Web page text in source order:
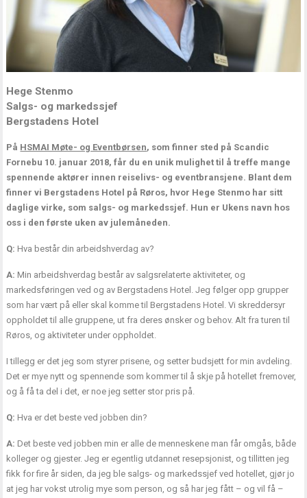
Hege Stenmo
Salgs- og markedssjef
Bergstadens Hotel
På HSMAI Møte- og Eventbørsen, som finner sted på Scandic
Fornebu 10. januar 2018, får du en unik mulighet til å treffe mange
spennende aktører innen reiselivs- og eventbransjene. Blant dem
finner vi Bergstadens Hotel på Røros, hvor Hege Stenmo har sitt
daglige virke, som salgs- og markedssjef. Hun er Ukens navn hos
oss i den første uken av julemåneden.
Q: Hva består din arbeidshverdag av?
A: Min arbeidshverdag består av salgsrelaterte aktiviteter, og
markedsføringen ved og av Bergstadens Hotel. Jeg følger opp grupper
som har vært på eller skal komme til Bergstadens Hotel. Vi skreddersyr
oppholdet til alle gruppene, ut fra deres ønsker og behov. Alt fra turen til
Røros, og aktiviteter under oppholdet.
I tillegg er det jeg som styrer prisene, og setter budsjett for min avdeling.
Det er mye nytt og spennende som kommer til å skje på hotellet fremover,
og å få ta del i det, er noe jeg setter stor pris på.
Q: Hva er det beste ved jobben din?
A: Det beste ved jobben min er alle de menneskene man får omgås, både
kolleger og gjester. Jeg er egentlig utdannet resepsjonist, og tillitten jeg
fikk for fire år siden, da jeg ble salgs- og markedssjef ved hotellet, gjør jo
at jeg har vokst utrolig mye som person, og så har jeg fått – og vil få –